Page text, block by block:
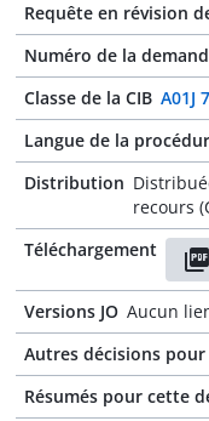
Requête en révision
Numéro de la
Classe de la CIB A01J
Langue de la
Distribution
recours
Téléchargement
Versions JO Aucun
Autres décisions
Résumés pour cette